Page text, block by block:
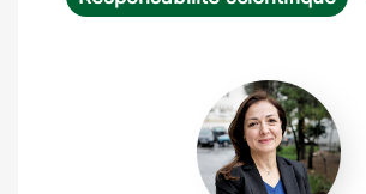
Rym
Benkhalifa